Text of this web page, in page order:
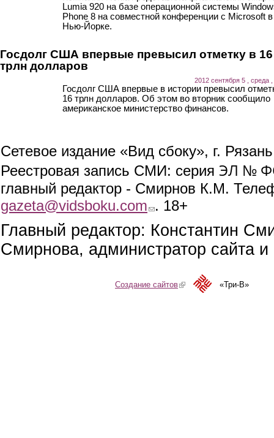
Lumia 920 на базе операционной системы
Phone 8 на совместной конференции с Microsoft в
Нью-Йорке.
Госдолг США впервые превысил отметку в 16
трлн долларов
2012 сентября 5 , среда ,
Госдолг США впервые в истории превысил
16 трлн долларов. Об этом во вторник сообщило
американское министерство финансов.
Сетевое издание «Вид сбоку», г.
Реестровая запись СМИ: серия ЭЛ №
главный редактор - Смирнов К.М.
gazeta@vidsboku.com (link sends e-mail)
. 18+
Главный редактор: Константин
Смирнова, администратор сайта
Создание сайтов(link is external)«Три-В»